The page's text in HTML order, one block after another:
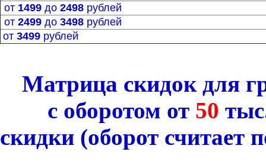
от 1499 до 2498 рублей
от 2499 до 3498 рублей
от 3499 рублей
Матрица скидокдля
с оборотом от 50
скидки (оборот считает